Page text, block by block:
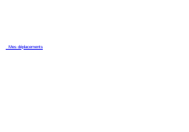
Mes déplacements